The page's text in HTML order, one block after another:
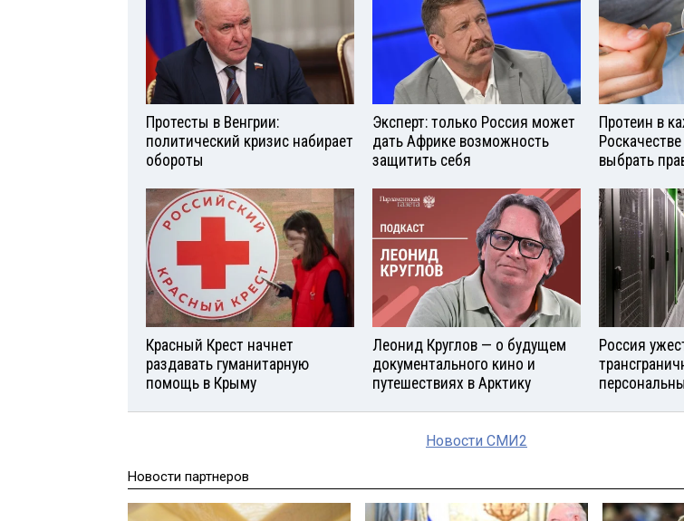
Протесты в Венгрии:
политический кризис набирает
обороты
Эксперт: только Россия может
дать Африке возможность
защитить себя
Протеин в
выбрать
Красный Крест начнет
раздавать гуманитарную
помощь в Крыму
Леонид Круглов — о будущем
документального кино и
путешествиях в Арктику
Россия
Новости СМИ2
Новости партнеров